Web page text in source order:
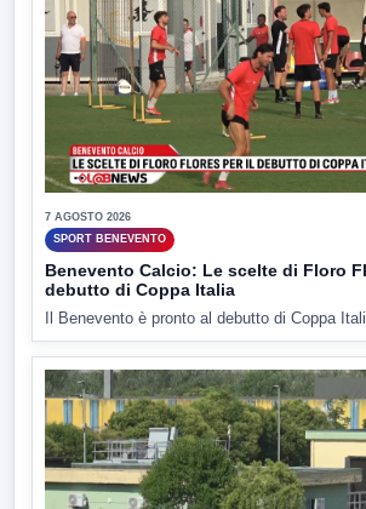
7 AGOSTO 2026
SPORT BENEVENTO
Benevento Calcio: Le scelte di Floro
debutto di Coppa Italia
Il Benevento è pronto al debutto di Coppa